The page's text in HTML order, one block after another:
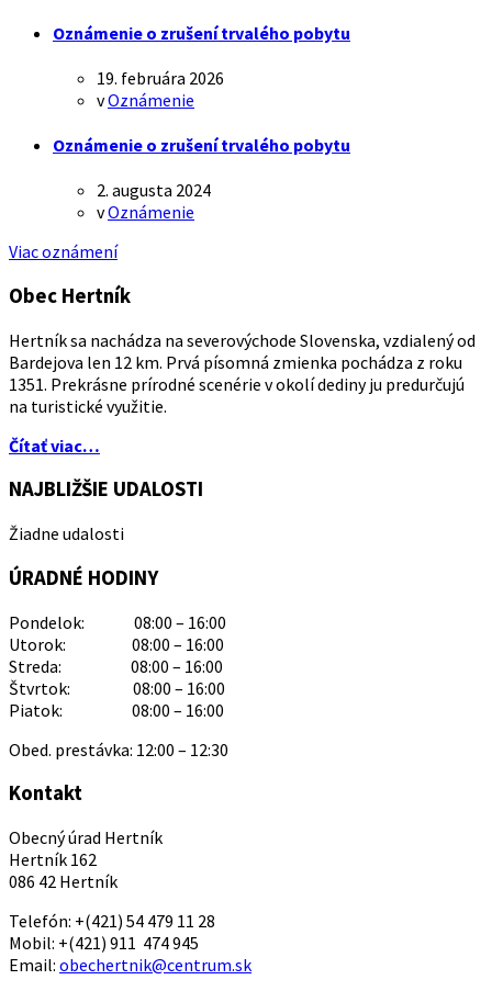
Oznámenie o zrušení trvalého pobytu
19. februára 2026
vOznámenie
Oznámenie o zrušení trvalého pobytu
2. augusta 2024
vOznámenie
Viac oznámení
Obec Hertník
Hertník sa nachádza na severovýchode Slovenska, vzdialený od
Bardejova len 12 km. Prvá písomná zmienka pochádza z roku
1351. Prekrásne prírodné scenérie v okolí dediny ju predurčujú
na turistické využitie.
Čítať viac…
NAJBLIŽŠIE UDALOSTI
Žiadne udalosti
ÚRADNÉ HODINY
Pondelok: 08:00 – 16:00
Utorok: 08:00 – 16:00
Streda: 08:00 – 16:00
Štvrtok: 08:00 – 16:00
Piatok: 08:00 – 16:00
Obed. prestávka: 12:00 – 12:30
Kontakt
Obecný úrad Hertník
Hertník 162
086 42 Hertník
Telefón: +(421) 54 479 11 28
Mobil: +(421) 911 474 945
Email: obechertnik@centrum.sk